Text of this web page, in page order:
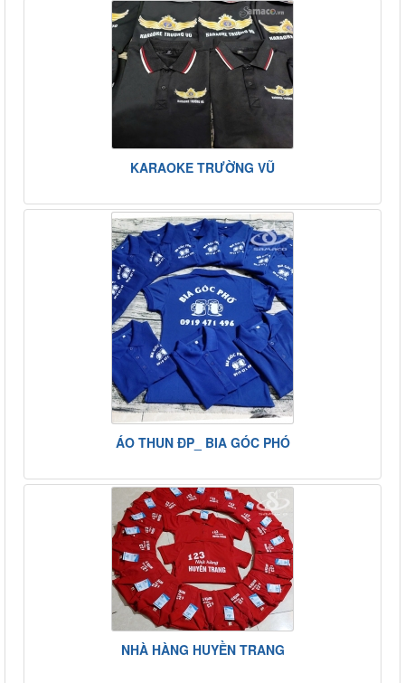
KARAOKE TRƯỜNG VŨ
ÁO THUN ĐP_ BIA GÓC PHÓ
NHÀ HÀNG HUYỀN TRANG